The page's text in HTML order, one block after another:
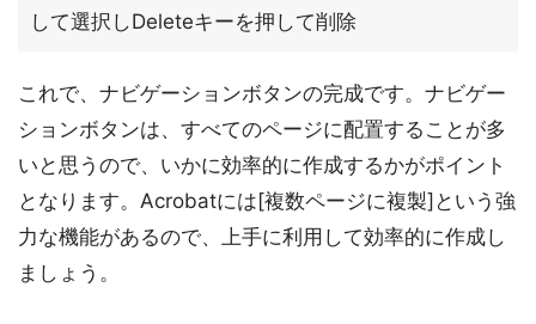
して選択しDeleteキーを押して削除
これで、ナビゲーションボタンの完成です。ナビゲー
ションボタンは、すべてのページに配置することが多
いと思うので、いかに効率的に作成するかがポイント
となります。Acrobatには[複数ページに複製]という強
力な機能があるので、上手に利用して効率的に作成し
ましょう。